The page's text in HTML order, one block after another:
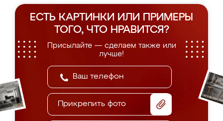
ЕСТЬ КАРТИНКИ ИЛИ ПРИМЕРЫ
ТОГО, ЧТО НРАВИТСЯ?
Присылайте — сделаем также или
лучше!
Прикрепить фото